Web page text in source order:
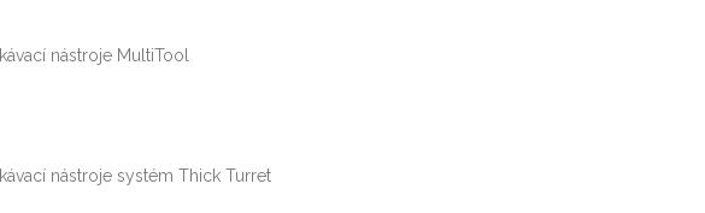
nástroje MultiTool
nástroje systém Thick Turret